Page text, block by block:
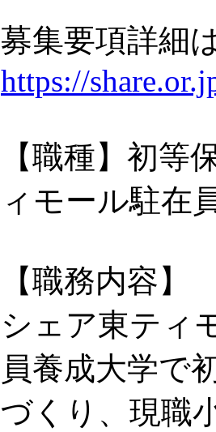
募集要項詳細
https://
【職種】初
ィモール駐在
【職務内容】
シェア東ティ
員養成大学で
づくり、現職